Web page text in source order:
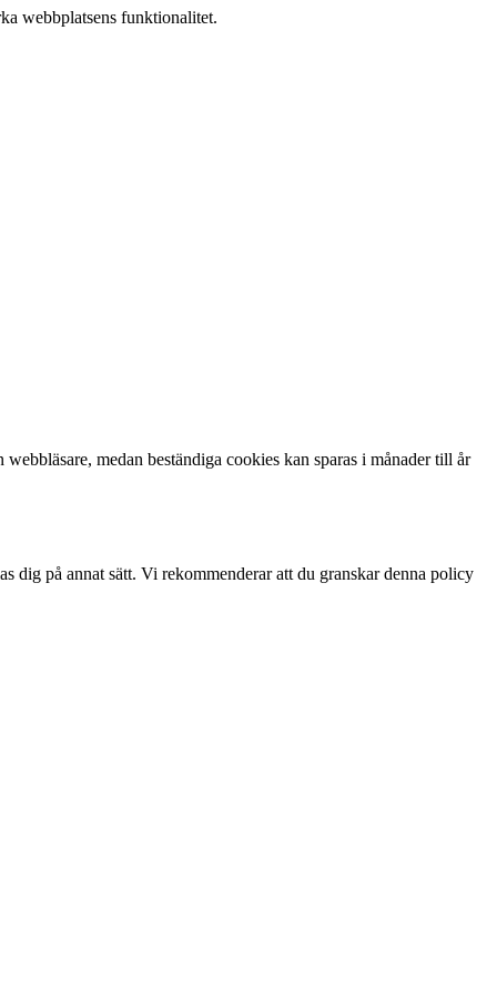
webbplatsens funktionalitet.
medan beständiga cookies kan sparas i månader till år
dig på annat sätt. Vi rekommenderar att du granskar denna policy